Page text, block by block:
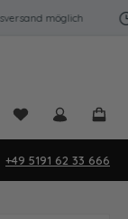
möglich
Du hast 0
+49 5191 62 33 666